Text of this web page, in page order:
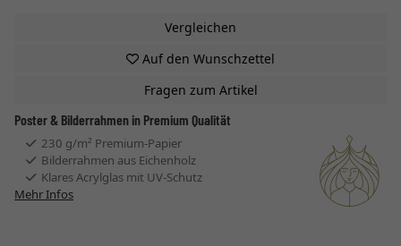
Vergleichen
Auf den Wunschzettel
Fragen zum Artikel
Poster & Bilderrahmen in Premium Qualität
230 g/m² Premium-Papier
Bilderrahmen aus Eichenholz
Klares Acrylglas mit UV-Schutz
Mehr Infos